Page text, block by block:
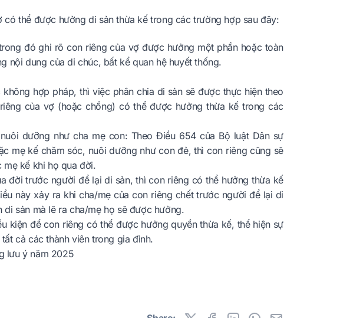
thể được hưởng di sản thừa kế trong các trường hợp sau đây:
đó ghi rõ con riêng của vợ được hưởng một phần hoặc toàn
nội dung của di chúc, bất kể quan hệ huyết thống.
hợp pháp, thì việc phân chia di sản sẽ được thực hiện theo
của vợ (hoặc chồng) có thể được hưởng thừa kế trong các
dưỡng như cha mẹ con: Theo Điều 654 của Bộ luật Dân sự
mẹ kế chăm sóc, nuôi dưỡng như con đẻ, thì con riêng cũng sẽ
kế khi họ qua đời.
đời trước người để lại di sản, thì con riêng có thể hưởng thừa kế
này xảy ra khi cha/mẹ của con riêng chết trước người để lại di
di sản mà lẽ ra cha/mẹ họ sẽ được hưởng.
kiện để con riêng có thể được hưởng quyền thừa kế, thể hiện sự
cả các thành viên trong gia đình.
lưu ý năm 2025